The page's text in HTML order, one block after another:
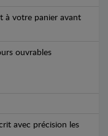
à votre panier avant
ouvrables
avec précision les